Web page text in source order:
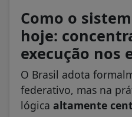
Como o
hoje:
execução nos
O Brasil adota
federativo, mas na
lógica altamente